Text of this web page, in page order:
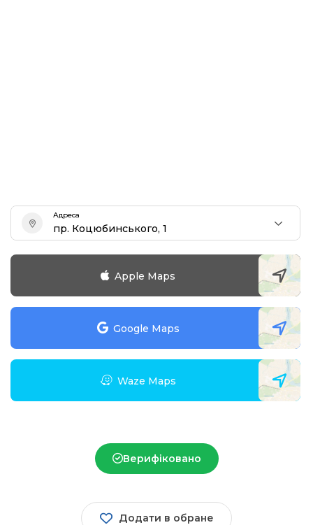
Адреса
пр. Коцюбинського, 1
Apple Maps
Google Maps
Waze Maps
Верифіковано
Додати в обране